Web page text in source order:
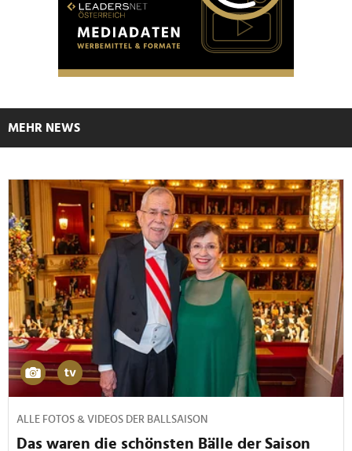
MEHR NEWS
ALLE FOTOS & VIDEOS DER BALLSAISON
Das waren die schönsten Bälle der Saison